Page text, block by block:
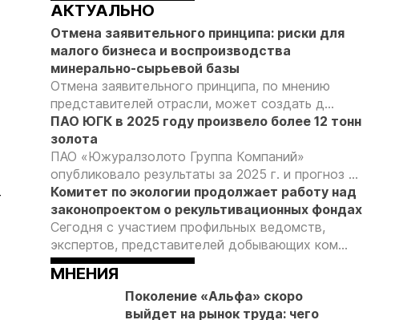
АКТУАЛЬНО
Отмена заявительного принципа: риски для
малого бизнеса и воспроизводства
минерально-сырьевой базы
Отмена заявительного принципа, по мнению
представителей отрасли, может создать д...
ПАО ЮГК в 2025 году произвело более 12 тонн
золота
ПАО «Южуралзолото Группа Компаний»
опубликовало результаты за 2025 г. и прогноз ...
Комитет по экологии продолжает работу над
законопроектом о рекультивационных фондах
Сегодня с участием профильных ведомств,
экспертов, представителей добывающих ком...
МНЕНИЯ
Поколение «Альфа» скоро
выйдет на рынок труда: чего